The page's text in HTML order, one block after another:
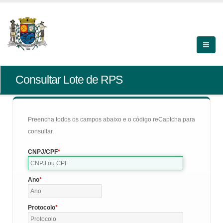
Consultar Lote de RPS
Preencha todos os campos abaixo e o código reCaptcha para
consultar.
CNPJ/CPF
Ano
Protocolo